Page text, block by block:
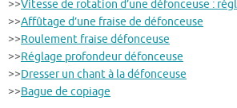
>>Vitesse de rotation d’une défonceuse :
>>Affûtage d’une fraise de défonceuse
>>Roulement fraise défonceuse
>>Réglage profondeur défonceuse
>>Dresser un chant à la défonceuse
>>Bague de copiage